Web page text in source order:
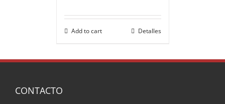
Add to cart Detalles
CONTACTO